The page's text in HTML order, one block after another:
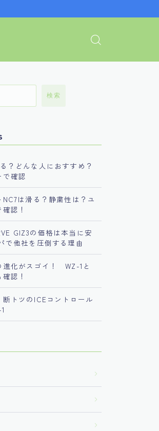
検索
？どんな人におすすめ？
で確認
は滑る？静粛性は？ユ
認！
GIZ3の価格は本当に安
で他社を圧倒する理由
進化がスゴイ！ WZ-1と
認！
トツのICEコントロール